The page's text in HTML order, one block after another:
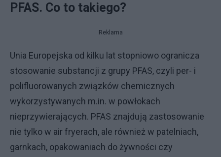
PFAS. Co to takiego?
Reklama
Unia Europejska od kilku lat stopniowo ogranicza
stosowanie substancji z grupy PFAS, czyli per- i
polifluorowanych związków chemicznych
wykorzystywanych m.in. w powłokach
nieprzywierających. PFAS znajdują zastosowanie
nie tylko w air fryerach, ale również w patelniach,
garnkach, opakowaniach do żywności czy